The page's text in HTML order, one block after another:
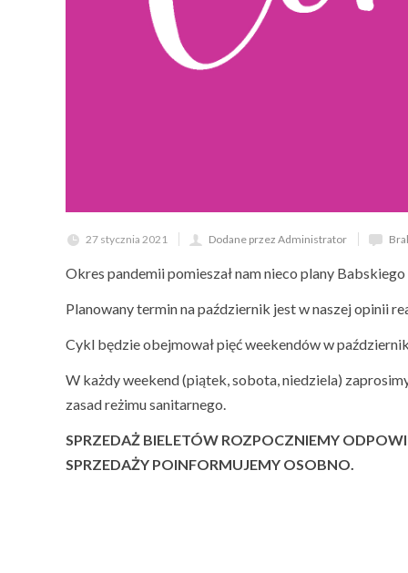
27 stycznia 2021 Dodane przez Administrator
Okres pandemii pomieszał nam nieco plany
Planowany termin na październik jest w naszej opinii
Cykl będzie obejmował pięć weekendów w
W każdy weekend (piątek, sobota, niedziela)
zasad reżimu sanitarnego.
SPRZEDAŻ BIELETÓW ROZPOCZNIEMY
SPRZEDAŻY POINFORMUJEMY OSOBNO.